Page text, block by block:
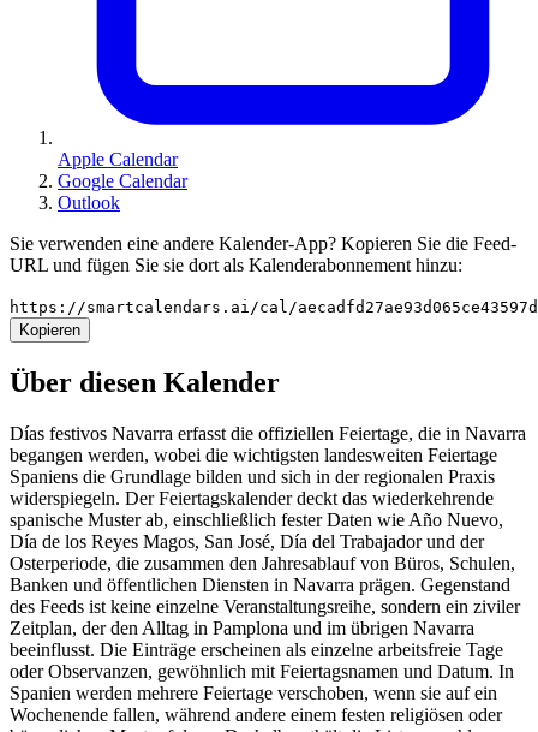
Apple Calendar
Google Calendar
Outlook
Sie verwenden eine andere Kalender-App? Kopieren Sie die Feed-
URL und fügen Sie sie dort als Kalenderabonnement hinzu:
https://smartcalendars.ai/cal/
Kopieren
Über diesen Kalender
Días festivos Navarra erfasst die offiziellen Feiertage, die in Navarra
begangen werden, wobei die wichtigsten landesweiten Feiertage
Spaniens die Grundlage bilden und sich in der regionalen Praxis
widerspiegeln. Der Feiertagskalender deckt das wiederkehrende
spanische Muster ab, einschließlich fester Daten wie Año Nuevo,
Día de los Reyes Magos, San José, Día del Trabajador und der
Osterperiode, die zusammen den Jahresablauf von Büros, Schulen,
Banken und öffentlichen Diensten in Navarra prägen. Gegenstand
des Feeds ist keine einzelne Veranstaltungsreihe, sondern ein ziviler
Zeitplan, der den Alltag in Pamplona und im übrigen Navarra
beeinflusst. Die Einträge erscheinen als einzelne arbeitsfreie Tage
oder Observanzen, gewöhnlich mit Feiertagsnamen und Datum. In
Spanien werden mehrere Feiertage verschoben, wenn sie auf ein
Wochenende fallen, während andere einem festen religiösen oder